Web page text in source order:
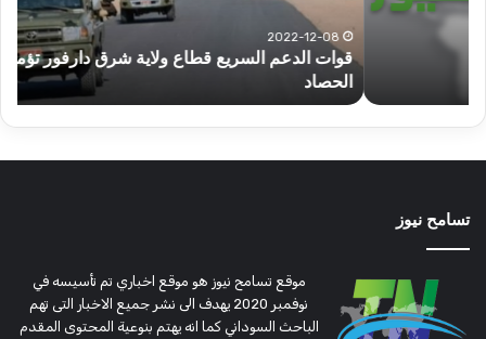
دارفور
تؤمن2022-12-08
قوات الدعم السريع قطاع ولاية شرق دارفور تؤمن موسم
تسامح نيوز
موقع تسامح نيوز هو موقع اخباري تم تأسيسه في
نوفمبر 2020 يهدف الى نشر جميع الاخبار التى تهم
الباحث السوداني كما انه يهتم بنوعية المحتوى المقدم